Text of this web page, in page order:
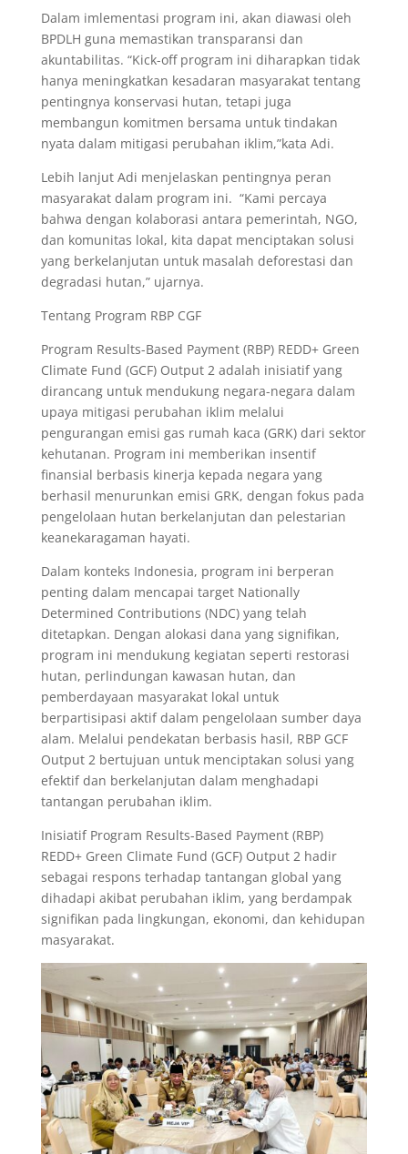
Dalam imlementasi program ini, akan diawasi oleh
BPDLH guna memastikan transparansi dan
akuntabilitas. “Kick-off program ini diharapkan tidak
hanya meningkatkan kesadaran masyarakat tentang
pentingnya konservasi hutan, tetapi juga
membangun komitmen bersama untuk tindakan
nyata dalam mitigasi perubahan iklim,”kata Adi.
Lebih lanjut Adi menjelaskan pentingnya peran
masyarakat dalam program ini. “Kami percaya
bahwa dengan kolaborasi antara pemerintah, NGO,
dan komunitas lokal, kita dapat menciptakan solusi
yang berkelanjutan untuk masalah deforestasi dan
degradasi hutan,” ujarnya.
Tentang Program RBP CGF
Program Results-Based Payment (RBP) REDD+ Green
Climate Fund (GCF) Output 2 adalah inisiatif yang
dirancang untuk mendukung negara-negara dalam
upaya mitigasi perubahan iklim melalui
pengurangan emisi gas rumah kaca (GRK) dari sektor
kehutanan. Program ini memberikan insentif
finansial berbasis kinerja kepada negara yang
berhasil menurunkan emisi GRK, dengan fokus pada
pengelolaan hutan berkelanjutan dan pelestarian
keanekaragaman hayati.
Dalam konteks Indonesia, program ini berperan
penting dalam mencapai target Nationally
Determined Contributions (NDC) yang telah
ditetapkan. Dengan alokasi dana yang signifikan,
program ini mendukung kegiatan seperti restorasi
hutan, perlindungan kawasan hutan, dan
pemberdayaan masyarakat lokal untuk
berpartisipasi aktif dalam pengelolaan sumber daya
alam. Melalui pendekatan berbasis hasil, RBP GCF
Output 2 bertujuan untuk menciptakan solusi yang
efektif dan berkelanjutan dalam menghadapi
tantangan perubahan iklim.
Inisiatif Program Results-Based Payment (RBP)
REDD+ Green Climate Fund (GCF) Output 2 hadir
sebagai respons terhadap tantangan global yang
dihadapi akibat perubahan iklim, yang berdampak
signifikan pada lingkungan, ekonomi, dan kehidupan
masyarakat.